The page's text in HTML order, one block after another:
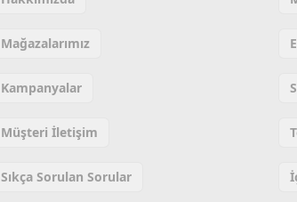
Mağazalarımız
Kampanyalar
Müşteri İletişim
Sıkça Sorulan Sorular